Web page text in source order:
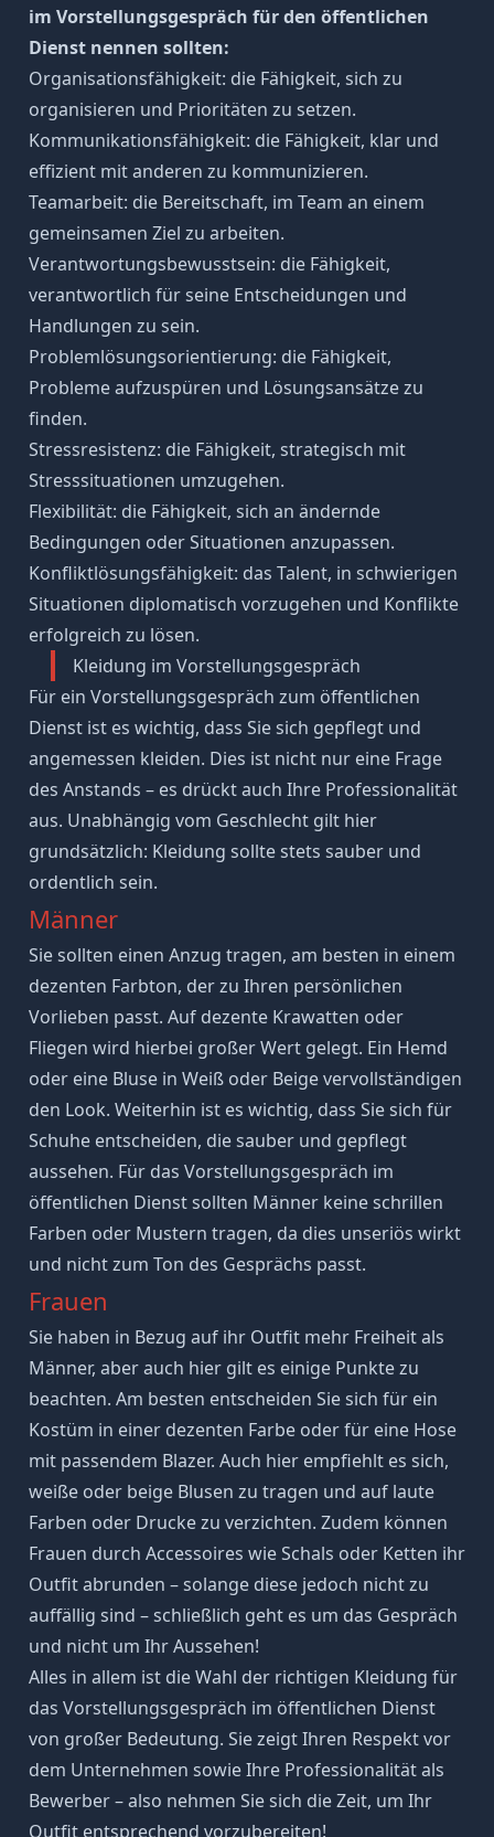
im Vorstellungsgespräch für den öffentlichen
Dienst nennen sollten:
Organisationsfähigkeit: die Fähigkeit, sich zu
organisieren und Prioritäten zu setzen.
Kommunikationsfähigkeit: die Fähigkeit, klar und
effizient mit anderen zu kommunizieren.
Teamarbeit: die Bereitschaft, im Team an einem
gemeinsamen Ziel zu arbeiten.
Verantwortungsbewusstsein: die Fähigkeit,
verantwortlich für seine Entscheidungen und
Handlungen zu sein.
Problemlösungsorientierung: die Fähigkeit,
Probleme aufzuspüren und Lösungsansätze zu
finden.
Stressresistenz: die Fähigkeit, strategisch mit
Stresssituationen umzugehen.
Flexibilität: die Fähigkeit, sich an ändernde
Bedingungen oder Situationen anzupassen.
Konfliktlösungsfähigkeit: das Talent, in schwierigen
Situationen diplomatisch vorzugehen und Konflikte
erfolgreich zu lösen.
Kleidung im Vorstellungsgespräch
Für ein Vorstellungsgespräch zum öffentlichen
Dienst ist es wichtig, dass Sie sich gepflegt und
angemessen kleiden. Dies ist nicht nur eine Frage
des Anstands – es drückt auch Ihre Professionalität
aus. Unabhängig vom Geschlecht gilt hier
grundsätzlich: Kleidung sollte stets sauber und
ordentlich sein.
Männer
Sie sollten einen Anzug tragen, am besten in einem
dezenten Farbton, der zu Ihren persönlichen
Vorlieben passt. Auf dezente Krawatten oder
Fliegen wird hierbei großer Wert gelegt. Ein Hemd
oder eine Bluse in Weiß oder Beige vervollständigen
den Look. Weiterhin ist es wichtig, dass Sie sich für
Schuhe entscheiden, die sauber und gepflegt
aussehen. Für das Vorstellungsgespräch im
öffentlichen Dienst sollten Männer keine schrillen
Farben oder Mustern tragen, da dies unseriös wirkt
und nicht zum Ton des Gesprächs passt.
Frauen
Sie haben in Bezug auf ihr Outfit mehr Freiheit als
Männer, aber auch hier gilt es einige Punkte zu
beachten. Am besten entscheiden Sie sich für ein
Kostüm in einer dezenten Farbe oder für eine Hose
mit passendem Blazer. Auch hier empfiehlt es sich,
weiße oder beige Blusen zu tragen und auf laute
Farben oder Drucke zu verzichten. Zudem können
Frauen durch Accessoires wie Schals oder Ketten ihr
Outfit abrunden – solange diese jedoch nicht zu
auffällig sind – schließlich geht es um das Gespräch
und nicht um Ihr Aussehen!
Alles in allem ist die Wahl der richtigen Kleidung für
das Vorstellungsgespräch im öffentlichen Dienst
von großer Bedeutung. Sie zeigt Ihren Respekt vor
dem Unternehmen sowie Ihre Professionalität als
Bewerber – also nehmen Sie sich die Zeit, um Ihr
Outfit entsprechend vorzubereiten!